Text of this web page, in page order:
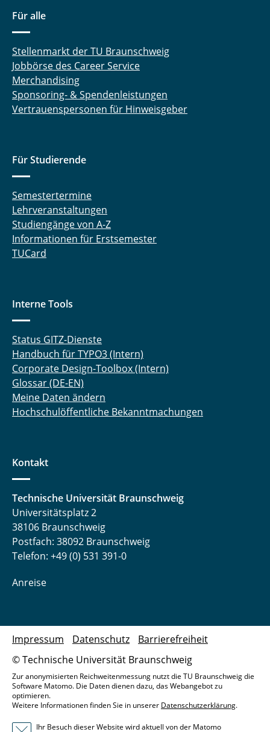
Für alle
Stellenmarkt der TU Braunschweig
Jobbörse des Career Service
Merchandising
Sponsoring- & Spendenleistungen
Vertrauenspersonen für Hinweisgeber
Für Studierende
Semestertermine
Lehrveranstaltungen
Studiengänge von A-Z
Informationen für Erstsemester
TUCard
Interne Tools
Status GITZ-Dienste
Handbuch für TYPO3 (Intern)
Corporate Design-Toolbox (Intern)
Glossar (DE-EN)
Meine Daten ändern
Hochschulöffentliche Bekanntmachungen
Kontakt
Technische Universität Braunschweig
Universitätsplatz 2
38106 Braunschweig
Postfach: 38092 Braunschweig
Telefon: +49 (0) 531 391-0
Anreise
© Technische Universität Braunschweig
Impressum Datenschutz Barrierefreiheit
Zur anonymisierten Reichweitenmessung nutzt die TU Braunschweig die
Software Matomo. Die Daten dienen dazu, das Webangebot zu
optimieren.
Weitere Informationen finden Sie in unserer Datenschutzerklärung.
Ihr Besuch dieser Website wird aktuell von der Matomo